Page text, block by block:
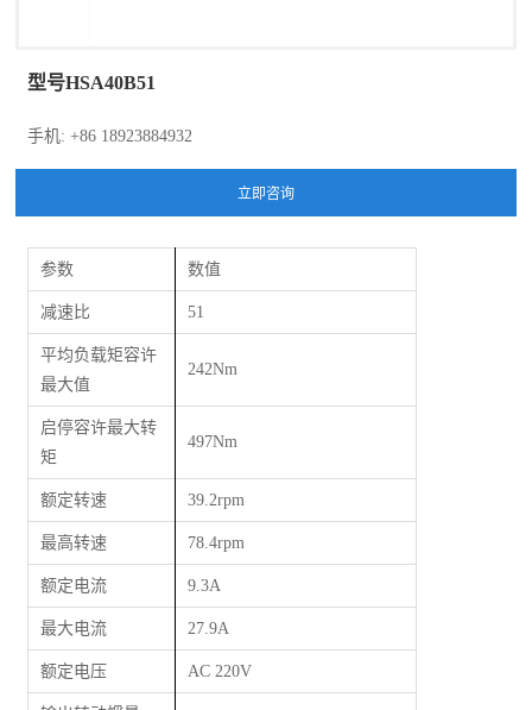
型号HSA40B51
手机: +86 18923884932
参数 数值
减速比 51
平均负载矩容许
最大值
242Nm
启停容许最大转
矩
497Nm
额定转速 39.2rpm
最高转速 78.4rpm
额定电流 9.3A
最大电流 27.9A
额定电压 AC 220V